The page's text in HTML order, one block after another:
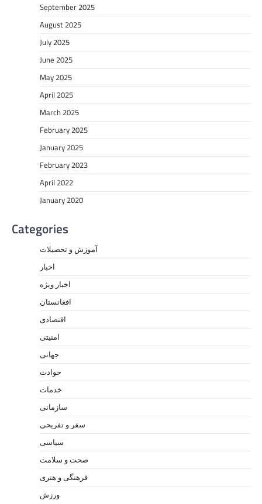
September 2025
August 2025
July 2025
June 2025
May 2025
April 2025
March 2025
February 2025
January 2025
February 2023
April 2022
January 2020
Categories
آموزش و تحصیلات
اخبار
اخبار ویژه
افغانستان
اقتصادی
امنیتی
جهانی
حوادث
خدمات
سازمانی
سفر و تفریحی
سیاسی
صحت و سلامت
فرهنگی و هنری
ورزش